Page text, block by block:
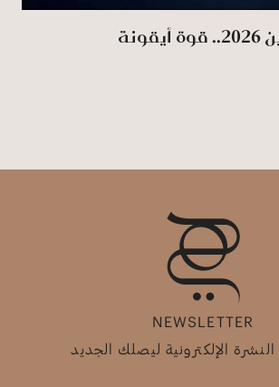
NEWSLETTER
النشرة الإلكترونية ليصلك الجديد